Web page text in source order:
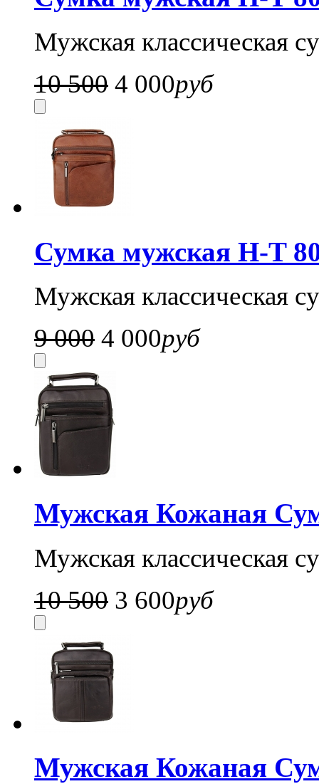
Мужская классическая
10 500 4 000руб
Сумка мужская H-T
Мужская классическая
9 000 4 000руб
Мужская Кожаная
Мужская классическая
10 500 3 600руб
Мужская Кожаная